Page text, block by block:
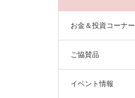
お金＆投資コーナー
ご協賛品
イベント情報